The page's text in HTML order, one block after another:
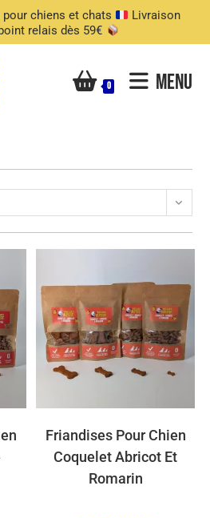
chiens et chats
Livraison
relais dès 59€
0 Menu
Friandises Pour Chien
Coquelet Abricot Et
Romarin